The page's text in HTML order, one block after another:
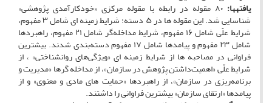
یافته­ها: ۸۰ مقوله در رابطه با مقوله مرکزی «خودکارآمدی پژوهشی»
شناسایی شد. این مقوله­ ها در ۵ دسته: شرایط زمینه ­ای شامل ۳ مفهوم،
شرایط علّی شامل ۱۶ مفهوم، شرایط مداخله‌گر شامل ۲۱ مفهوم، راهبردها
شامل ۲۳ مفهوم و پیامدها شامل ۱۷ مفهوم دسته‌بندی شدند. بیشترین
فراوانی در مصاحبه­ ها از شرایط زمینه ­ای «ویژگی‌های روانشناختی» ، از
شرایط علّی «اهمیت‌داشتن پژوهش در سازمان»، از مداخله ­گرها «مدیریت و
برنامه‌ریزی در سازمان»، از راهبردها «حمایت­ های مادی و معنوی» و از
پیامدها «ارتقای سازمان» بیشترین فراوانی را داشتند.